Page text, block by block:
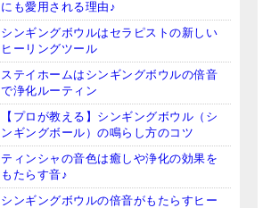
にも愛用される理由♪
シンギングボウルはセラピストの新しい
ヒーリングツール
ステイホームはシンギングボウルの倍音
で浄化ルーティン
【プロが教える】シンギングボウル（シ
ンギングボール）の鳴らし方のコツ
ティンシャの音色は癒しや浄化の効果を
もたらす音♪
シンギングボウルの倍音がもたらすヒー